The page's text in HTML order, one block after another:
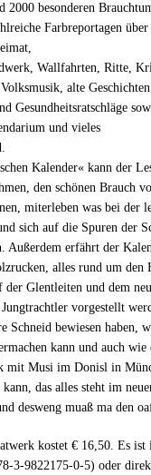
2000 besonderen
Farbreportagen über
Wallfahrten, Ritte,
alte
Gesundheitsratschläge
und vieles
Kalender« kann der
den schönen Brauch
miterleben was bei der
sich auf die Spuren der
Außerdem erfährt der
alles rund um den
der Glentleiten und dem
vorgestellt
Schneid bewiesen haben,
kann und auch wie
mit Musi im Donisl in
kann, das alles steht im
desweng muaß ma den
kostet € 16,50. Es ist
3-9822175-0-5) oder